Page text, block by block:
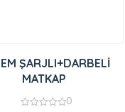
ŞARJLI+DARBELİ
MATKAP
0